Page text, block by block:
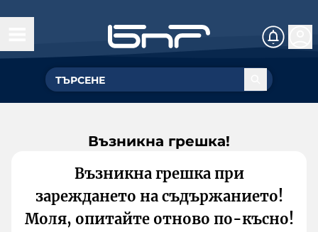
Възникна грешка!
Възникна грешка при
зареждането на съдържанието!
Моля, опитайте отново по-късно!